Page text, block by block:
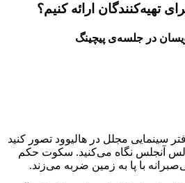
تهیه‌کنندگان ارائه کنیم؟
در جلسه‌ی پیچینگ
سینمایی مجلل در هالیوود تصور کنید
لس آنجلس نگاه می‌کنید. سکوت حکم
با پا به زمین ضربه می‌زند.